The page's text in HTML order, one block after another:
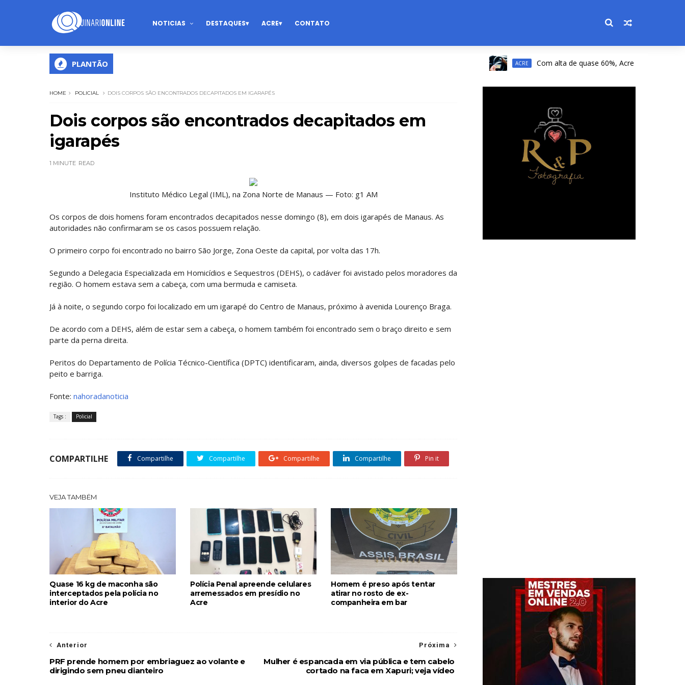
NOTICIAS DESTAQUES ACRE CONTATO
PLANTÃO ACRE Com alta de quase 60%, Acre registra a 2ª maior
HOME POLICIAL DOIS CORPOS SÃO ENCONTRADOS DECAPITADOS EM IGARAPÉS
Dois corpos são encontrados decapitados em
igarapés
1 MINUTE READ
Instituto Médico Legal (IML), na Zona Norte de Manaus — Foto: g1 AM
Os corpos de dois homens foram encontrados decapitados nesse domingo (8), em dois igarapés de Manaus. As
autoridades não confirmaram se os casos possuem relação.
O primeiro corpo foi encontrado no bairro São Jorge, Zona Oeste da capital, por volta das 17h.
Segundo a Delegacia Especializada em Homicídios e Sequestros (DEHS), o cadáver foi avistado pelos moradores da
região. O homem estava sem a cabeça, com uma bermuda e camiseta.
Já à noite, o segundo corpo foi localizado em um igarapé do Centro de Manaus, próximo à avenida Lourenço Braga.
De acordo com a DEHS, além de estar sem a cabeça, o homem também foi encontrado sem o braço direito e sem
parte da perna direita.
Peritos do Departamento de Polícia Técnico-Científica (DPTC) identificaram, ainda, diversos golpes de facadas pelo
peito e barriga.
Fonte: nahoradanoticia
Tags : Policial
COMPARTILHE Compartilhe Compartilhe Compartilhe Compartilhe Pin it
VEJA TAMBÉM
Quase 16 kg de maconha são
interceptados pela polícia no
interior do Acre
Polícia Penal apreende celulares
arremessados em presídio no
Acre
Homem é preso após tentar
atirar no rosto de ex-
companheira em bar
Próxima
Mulher é espancada em via pública e tem cabelo
cortado na faca em Xapuri; veja vídeo
Anterior
PRF prende homem por embriaguez ao volante e
dirigindo sem pneu dianteiro